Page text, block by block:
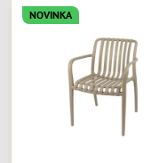
NOVINKA